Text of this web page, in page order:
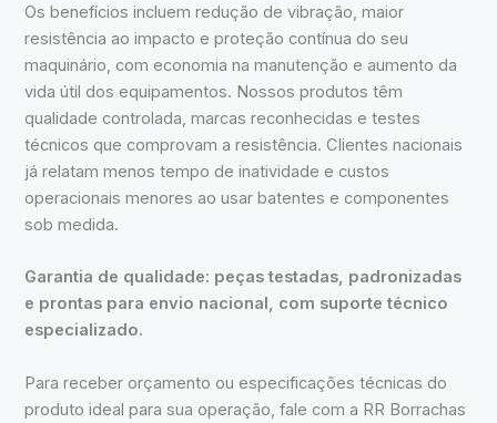
Os benefícios incluem redução de vibração, maior
resistência ao impacto e proteção contínua do seu
maquinário, com economia na manutenção e aumento da
vida útil dos equipamentos. Nossos produtos têm
qualidade controlada, marcas reconhecidas e testes
técnicos que comprovam a resistência. Clientes nacionais
já relatam menos tempo de inatividade e custos
operacionais menores ao usar batentes e componentes
sob medida.
Garantia de qualidade: peças testadas, padronizadas
e prontas para envio nacional, com suporte técnico
especializado.
Para receber orçamento ou especificações técnicas do
produto ideal para sua operação, fale com a RR Borrachas